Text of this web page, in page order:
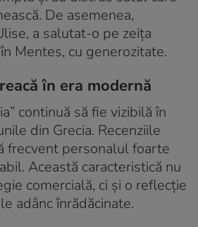
De asemenea,
a salutat-o pe zeița
Mentes, cu generozitate.
în era modernă
continuă să fie vizibilă în
din Grecia. Recenziile
frecvent personalul foarte
Această caracteristică nu
comercială, ci și o reflecție
adânc înrădăcinate.